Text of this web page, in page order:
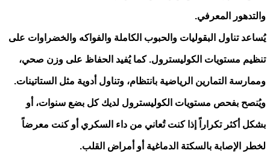
والتدهور المعرفي.
يُساعد تناول البقوليات والحبوب الكاملة والفواكه والخضراوات على
تنظيم مستويات الكوليسترول. كما يُفيد الحفاظ على وزن صحي،
وممارسة التمارين الرياضية بانتظام، وتناول أدوية مثل الستاتينات.
ويُنصح بفحص مستويات الكوليسترول لديك كل بضع سنوات، أو
بشكل أكثر تكراراً إذا كنت تُعاني من داء السكري أو كنت معرضاً
لخطر الإصابة بالسكتة الدماغية أو أمراض القلب.